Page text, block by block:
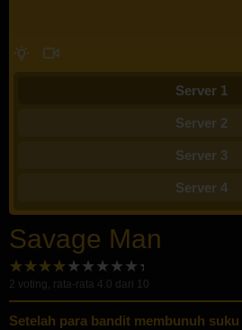
Server 1
Server 2
Server 3
Server 4
Savage Man
2 voting, rata-rata 4.0 dari 10
Setelah para bandit membunuh